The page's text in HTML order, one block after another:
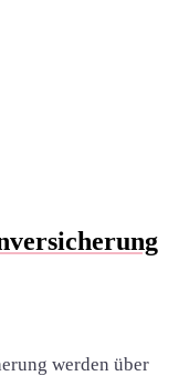
werden über